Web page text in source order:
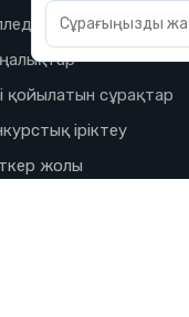
қойылатын сұрақтар
іріктеу
жолы